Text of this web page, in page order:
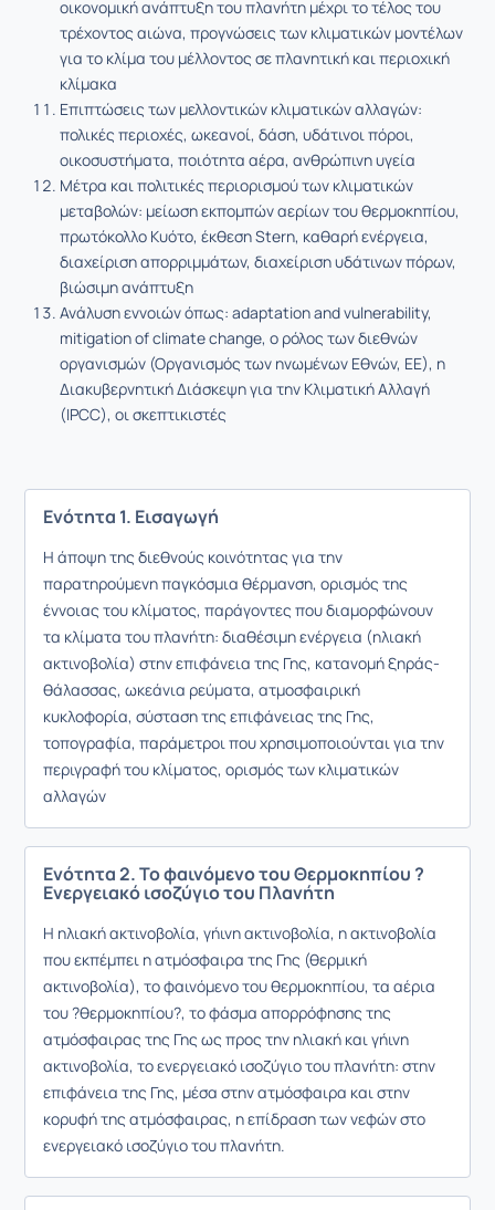
οικονομική ανάπτυξη του πλανήτη μέχρι το τέλος του
τρέχοντος αιώνα, προγνώσεις των κλιματικών μοντέλων
για το κλίμα του μέλλοντος σε πλανητική και περιοχική
κλίμακα
Επιπτώσεις των μελλοντικών κλιματικών αλλαγών:
πολικές περιοχές, ωκεανοί, δάση, υδάτινοι πόροι,
οικοσυστήματα, ποιότητα αέρα, ανθρώπινη υγεία
Μέτρα και πολιτικές περιορισμού των κλιματικών
μεταβολών: μείωση εκπομπών αερίων του θερμοκηπίου,
πρωτόκολλο Κυότο, έκθεση Stern, καθαρή ενέργεια,
διαχείριση απορριμμάτων, διαχείριση υδάτινων πόρων,
βιώσιμη ανάπτυξη
Ανάλυση εννοιών όπως: adaptation and vulnerability,
mitigation of climate change, ο ρόλος των διεθνών
οργανισμών (Οργανισμός των ηνωμένων Εθνών, ΕΕ), η
Διακυβερνητική Διάσκεψη για την Κλιματική Αλλαγή
(IPCC), οι σκεπτικιστές
Ενότητα 1. Εισαγωγή
Η άποψη της διεθνούς κοινότητας για την
παρατηρούμενη παγκόσμια θέρμανση, ορισμός της
έννοιας του κλίματος, παράγοντες που διαμορφώνουν
τα κλίματα του πλανήτη: διαθέσιμη ενέργεια (ηλιακή
ακτινοβολία) στην επιφάνεια της Γης, κατανομή ξηράς-
θάλασσας, ωκεάνια ρεύματα, ατμοσφαιρική
κυκλοφορία, σύσταση της επιφάνειας της Γης,
τοπογραφία, παράμετροι που χρησιμοποιούνται για την
περιγραφή του κλίματος, ορισμός των κλιματικών
αλλαγών
Ενότητα 2. Το φαινόμενο του Θερμοκηπίου ?
Ενεργειακό ισοζύγιο του Πλανήτη
Η ηλιακή ακτινοβολία, γήινη ακτινοβολία, η ακτινοβολία
που εκπέμπει η ατμόσφαιρα της Γης (θερμική
ακτινοβολία), το φαινόμενο του θερμοκηπίου, τα αέρια
του ?θερμοκηπίου?, το φάσμα απορρόφησης της
ατμόσφαιρας της Γης ως προς την ηλιακή και γήινη
ακτινοβολία, το ενεργειακό ισοζύγιο του πλανήτη: στην
επιφάνεια της Γης, μέσα στην ατμόσφαιρα και στην
κορυφή της ατμόσφαιρας, η επίδραση των νεφών στο
ενεργειακό ισοζύγιο του πλανήτη.